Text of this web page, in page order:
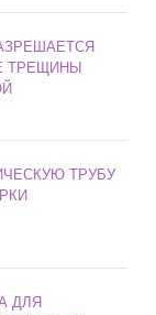
ТРЕЩИНЫ
ТРУБУ
ДЛЯ